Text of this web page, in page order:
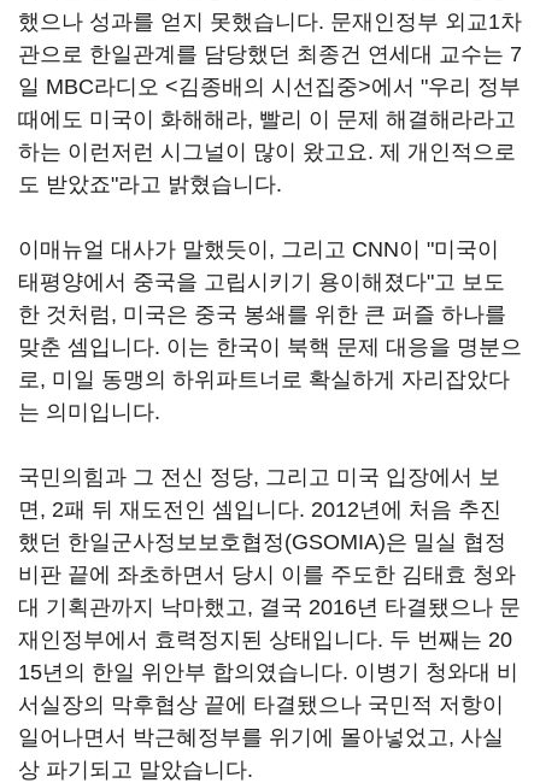
했으나 성과를 얻지 못했습니다. 문재인정부 외교1차
관으로 한일관계를 담당했던 최종건 연세대 교수는 7
일 MBC라디오 <김종배의 시선집중>에서 "우리 정부
때에도 미국이 화해해라, 빨리 이 문제 해결해라라고
하는 이런저런 시그널이 많이 왔고요. 제 개인적으로
도 받았죠"라고 밝혔습니다.
이매뉴얼 대사가 말했듯이, 그리고 CNN이 "미국이
태평양에서 중국을 고립시키기 용이해졌다"고 보도
한 것처럼, 미국은 중국 봉쇄를 위한 큰 퍼즐 하나를
맞춘 셈입니다. 이는 한국이 북핵 문제 대응을 명분으
로, 미일 동맹의 하위파트너로 확실하게 자리잡았다
는 의미입니다.
국민의힘과 그 전신 정당, 그리고 미국 입장에서 보
면, 2패 뒤 재도전인 셈입니다. 2012년에 처음 추진
했던 한일군사정보보호협정(GSOMIA)은 밀실 협정
비판 끝에 좌초하면서 당시 이를 주도한 김태효 청와
대 기획관까지 낙마했고, 결국 2016년 타결됐으나 문
재인정부에서 효력정지된 상태입니다. 두 번째는 20
15년의 한일 위안부 합의였습니다. 이병기 청와대 비
서실장의 막후협상 끝에 타결됐으나 국민적 저항이
일어나면서 박근혜정부를 위기에 몰아넣었고, 사실
상 파기되고 말았습니다.